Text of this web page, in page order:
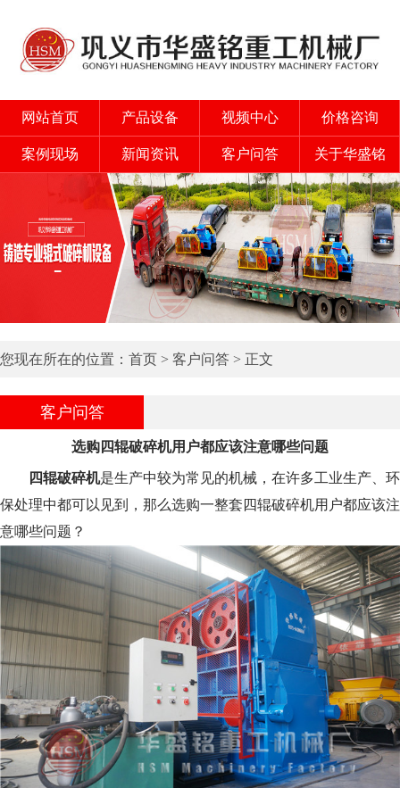
网站首页 产品设备 视频中心 价格咨询
案例现场 新闻资讯 客户问答 关于华盛铭
您现在所在的位置： 首页 > 客户问答 > 正文
客户问答
选购四辊破碎机用户都应该注意哪些问题
四辊破碎机是生产中较为常见的机械，在许多工业生产、环
保处理中都可以见到，那么选购一整套四辊破碎机用户都应该注
意哪些问题？